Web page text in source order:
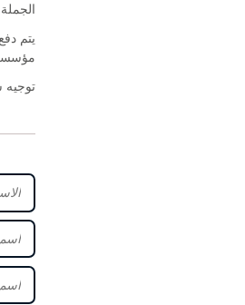
يتم
مؤسسة
توجيه